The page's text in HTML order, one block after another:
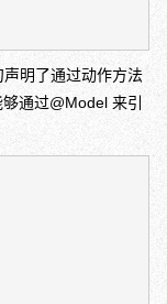
明了通过动作方法
通过@Model 来引